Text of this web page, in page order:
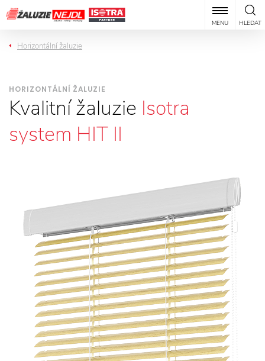
HLEDAT
MENU
Horizontální žaluzie
HORIZONTÁLNÍ ŽALUZIE
Kvalitní žaluzie Isotra
system HIT II